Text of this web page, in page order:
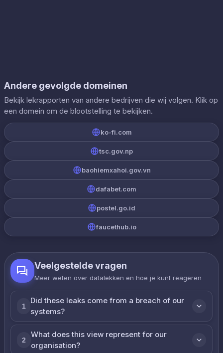
Andere gevolgde domeinen
Bekijk lekrapporten van andere bedrijven die wij volgen. Klik op
een domein om de blootstelling te bekijken.
ko-fi.com
tsc.gov.np
baohiemxahoi.gov.vn
dafabet.com
postel.go.id
faucethub.io
Veelgestelde vragen
Meer weten over datalekken en hoe je kunt reageren
1
Did these leaks come from a breach of our
systems?
2
What does this view represent for our
organisation?